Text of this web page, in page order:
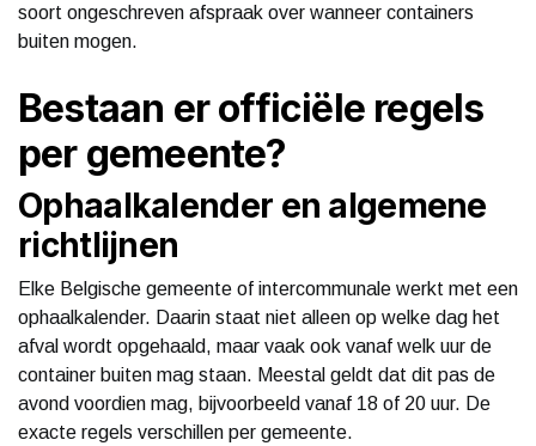
soort ongeschreven afspraak over wanneer containers
buiten mogen.
Bestaan er officiële regels
per gemeente?
Ophaalkalender en algemene
richtlijnen
Elke Belgische gemeente of intercommunale werkt met een
ophaalkalender. Daarin staat niet alleen op welke dag het
afval wordt opgehaald, maar vaak ook vanaf welk uur de
container buiten mag staan. Meestal geldt dat dit pas de
avond voordien mag, bijvoorbeeld vanaf 18 of 20 uur. De
exacte regels verschillen per gemeente.